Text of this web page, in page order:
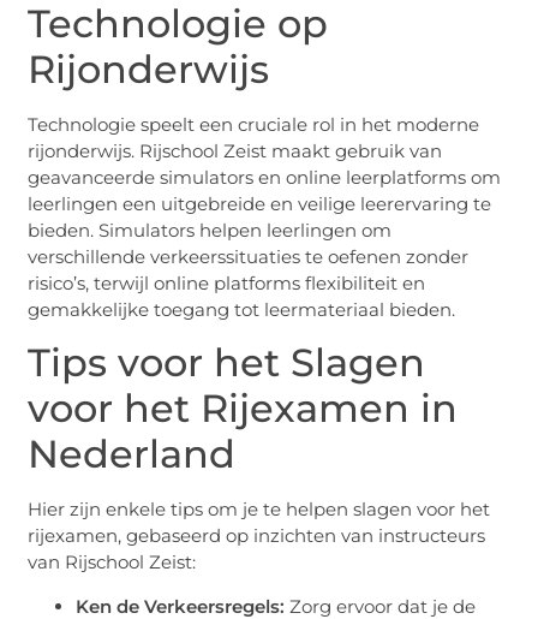
Technologie op
Rijonderwijs
Technologie speelt een cruciale rol in het moderne
rijonderwijs. Rijschool Zeist maakt gebruik van
geavanceerde simulators en online leerplatforms om
leerlingen een uitgebreide en veilige leerervaring te
bieden. Simulators helpen leerlingen om
verschillende verkeerssituaties te oefenen zonder
risico’s, terwijl online platforms flexibiliteit en
gemakkelijke toegang tot leermateriaal bieden.
Tips voor het Slagen
voor het Rijexamen in
Nederland
Hier zijn enkele tips om je te helpen slagen voor het
rijexamen, gebaseerd op inzichten van instructeurs
van Rijschool Zeist:
Ken de Verkeersregels: Zorg ervoor dat je de